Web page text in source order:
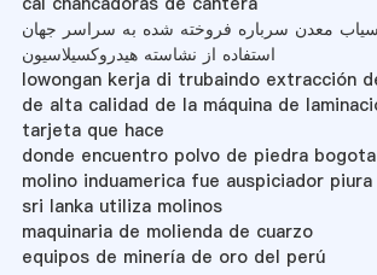
معدن سرباره فروخته شده به سراسر جهان
استفاده از نشاسته هیدروکسیلاسیون
lowongan kerja di trubaindo extracción
de alta calidad de la máquina de
tarjeta que hace
donde encuentro polvo de piedra bogota
molino induamerica fue auspiciador
sri lanka utiliza molinos
maquinaria de molienda de cuarzo
equipos de minería de oro del perú